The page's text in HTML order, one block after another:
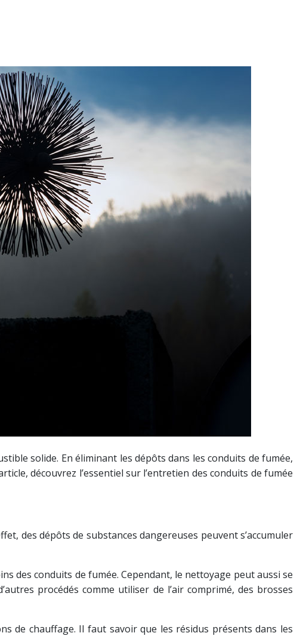
solide. En éliminant les dépôts dans les conduits de fumée,
découvrez l’essentiel sur l’entretien des conduits de fumée
des dépôts de substances dangereuses peuvent s’accumuler
des conduits de fumée. Cependant, le nettoyage peut aussi se
procédés comme utiliser de l’air comprimé, des brosses
de chauffage. Il faut savoir que les résidus présents dans les